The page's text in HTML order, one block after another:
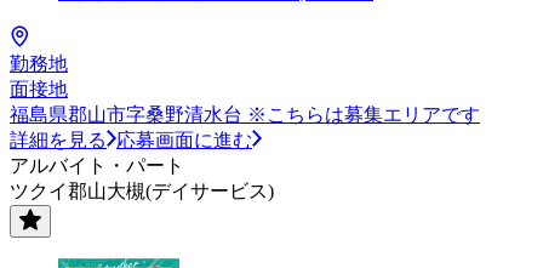
勤務地
面接地
福島県郡山市字桑野清水台 ※こちらは募集エリアです
詳細を見る
応募画面に進む
アルバイト・パート
ツクイ郡山大槻(デイサービス)